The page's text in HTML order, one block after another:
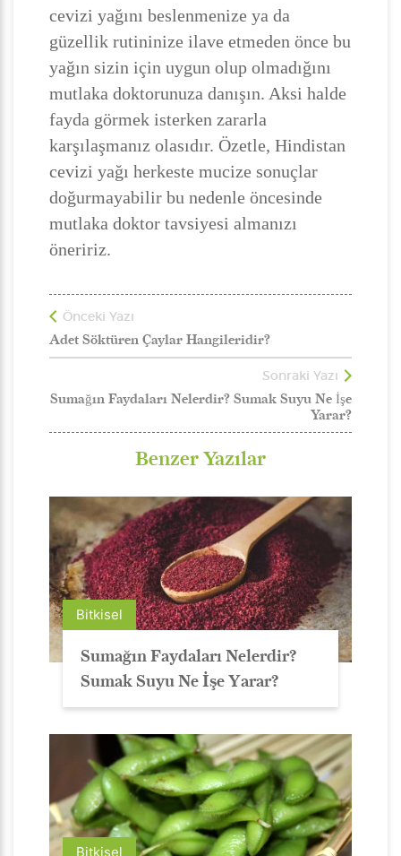
cevizi yağını beslenmenize ya da
güzellik rutininize ilave etmeden önce bu
yağın sizin için uygun olup olmadığını
mutlaka doktorunuza danışın. Aksi halde
fayda görmek isterken zararla
karşılaşmanız olasıdır. Özetle, Hindistan
cevizi yağı herkeste mucize sonuçlar
doğurmayabilir bu nedenle öncesinde
mutlaka doktor tavsiyesi almanızı
öneririz.
Önceki Yazı
Adet Söktüren Çaylar Hangileridir?
Sonraki Yazı
Sumağın Faydaları Nelerdir? Sumak Suyu Ne İşe
Yarar?
Benzer Yazılar
Bitkisel
Sumağın Faydaları Nelerdir?
Sumak Suyu Ne İşe Yarar?
Bitkisel